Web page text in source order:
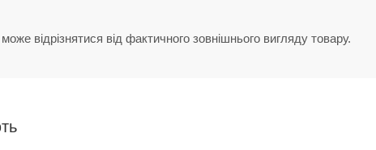
відрізнятися від фактичного зовнішнього вигляду товару.